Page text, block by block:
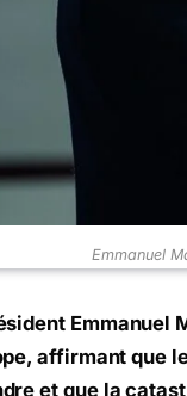
Emmanuel
Emmanuel
affirmant que
et que la